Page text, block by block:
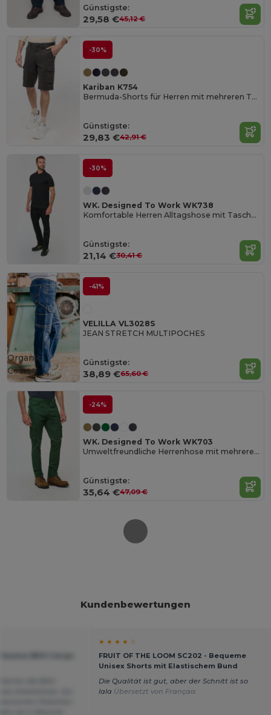
Günstigste:
29,58 €45,12 €
-30%
Kariban K754
Bermuda-Shorts für Herren mit mehreren Taschen
Günstigste:
29,83 €42,91 €
-30%
WK. Designed To Work WK738
Komfortable Herren Alltagshose mit Taschen
Günstigste:
21,14 €30,41 €
-41%
VELILLA VL3028S
JEAN STRETCH MULTIPOCHES
Günstigste:
38,89 €65,60 €
Organic
Cotton
-24%
WK. Designed To Work WK703
Umweltfreundliche Herrenhose mit mehreren Taschen
Günstigste:
35,64 €47,09 €
Kundenbewertungen
★ ★ ★ ★ ☆
FRUIT OF THE LOOM SC202 - Bequeme
Unisex Shorts mit Elastischem Bund
Die Qualität ist gut, aber der Schnitt ist so
lala Übersetzt von Français